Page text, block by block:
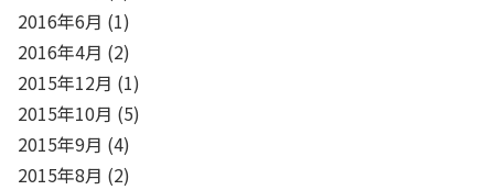
2016年6月 (1)
2016年4月 (2)
2015年12月 (1)
2015年10月 (5)
2015年9月 (4)
2015年8月 (2)